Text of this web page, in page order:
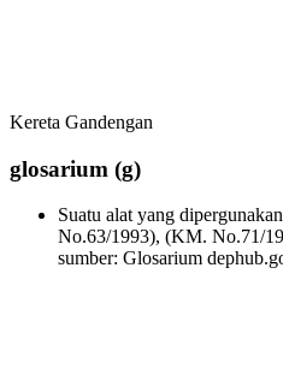
Kereta Gandengan
glosarium (g)
Suatu alat yang
No.63/1993), (KM. No.71/
sumber: Glosarium